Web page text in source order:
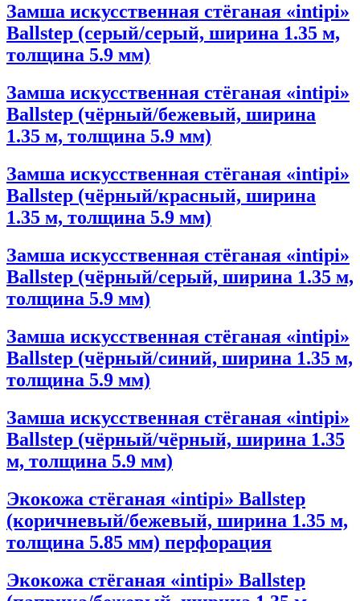
Замша искусственная стёганая «intipi»
Ballstep (серый/серый, ширина 1.35 м,
толщина 5.9 мм)
Замша искусственная стёганая «intipi»
Ballstep (чёрный/бежевый, ширина
1.35 м, толщина 5.9 мм)
Замша искусственная стёганая «intipi»
Ballstep (чёрный/красный, ширина
1.35 м, толщина 5.9 мм)
Замша искусственная стёганая «intipi»
Ballstep (чёрный/серый, ширина 1.35 м,
толщина 5.9 мм)
Замша искусственная стёганая «intipi»
Ballstep (чёрный/синий, ширина 1.35 м,
толщина 5.9 мм)
Замша искусственная стёганая «intipi»
Ballstep (чёрный/чёрный, ширина 1.35
м, толщина 5.9 мм)
Экокожа стёганая «intipi» Ballstep
(коричневый/бежевый, ширина 1.35 м,
толщина 5.85 мм) перфорация
Экокожа стёганая «intipi» Ballstep